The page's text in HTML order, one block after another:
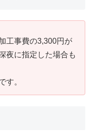
工事費の3,300円が
夜に指定した場合も
す。